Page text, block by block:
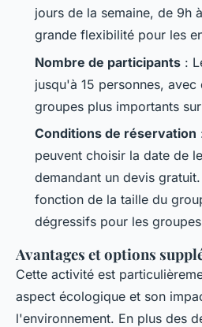
jours de la semaine, de 9h
grande flexibilité pour les
Nombre de participants :
jusqu'à 15 personnes,
groupes plus importants
Conditions de réservation
peuvent choisir la date de
demandant un devis
fonction de la taille du
dégressifs pour les
Avantages et options
Cette activité est
aspect écologique et son
l'environnement. En plus des